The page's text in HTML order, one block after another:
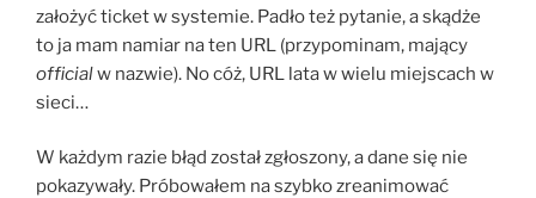
założyć ticket w systemie. Padło też pytanie, a skądże
to ja mam namiar na ten URL (przypominam, mający
officialw nazwie). No cóż, URL lata w wielu miejscach w
sieci…
W każdym razie błąd został zgłoszony, a dane się nie
pokazywały. Próbowałem na szybko zreanimować